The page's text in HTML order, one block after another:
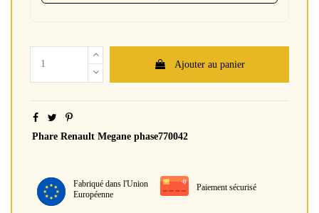
Ajouter au panier
Phare Renault Megane phase770042
Fabriqué dans l'Union
Européenne
Paiement sécurisé